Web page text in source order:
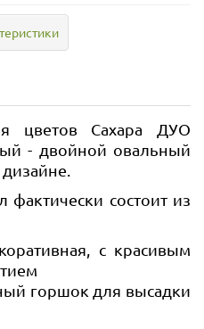
цветов Сахара ДУО
- двойной овальный
фактически состоит из
с красивым
горшок для высадки